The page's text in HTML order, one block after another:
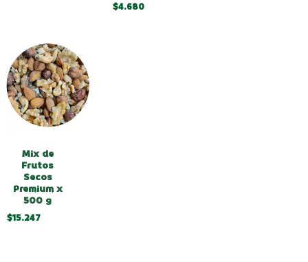
$4.680
Mix de
Frutos
Secos
Premium x
500 g
$15.247